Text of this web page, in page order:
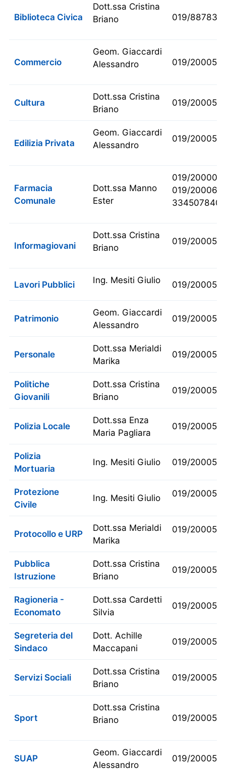
Biblioteca Civica
Dott.ssa Cristina
Briano
019/8878311
Commercio
Geom. Giaccardi
Alessandro
019/
Cultura
Dott.ssa Cristina
Briano
019/2000511
Edilizia Privata
Geom. Giaccardi
Alessandro
019/
Farmacia
Comunale
Dott.ssa Manno
Ester
019/
019/
3345078400
Informagiovani
Dott.ssa Cristina
Briano
019/
Lavori Pubblici Ing. Mesiti Giulio 019/
Patrimonio
Geom. Giaccardi
Alessandro
019/
Personale
Dott.ssa Merialdi
Marika
019/
Politiche
Giovanili
Dott.ssa Cristina
Briano
019/2000511
Polizia Locale
Dott.ssa Enza
Maria Pagliara
019/
Polizia
Mortuaria
Ing. Mesiti Giulio 019/
Protezione
Civile
Ing. Mesiti Giulio 019/
Protocollo e URP
Dott.ssa Merialdi
Marika
019/2000501
Pubblica
Istruzione
Dott.ssa Cristina
Briano
019/
Ragioneria -
Economato
Dott.ssa Cardetti
Silvia
019/
Segreteria del
Sindaco
Dott. Achille
Maccapani
019/
Servizi Sociali
Dott.ssa Cristina
Briano
019/
Sport
Dott.ssa Cristina
Briano
019/2000511
SUAP
Geom. Giaccardi
Alessandro
019/